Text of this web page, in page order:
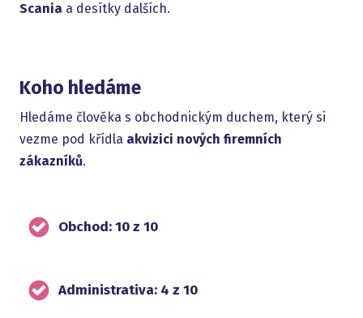
Scania a desítky dalších.
Koho hledáme
Hledáme člověka s obchodnickým duchem, který si
vezme pod křídla akvizici nových firemních
zákazníků.
Obchod: 10 z 10
Administrativa: 4 z 10